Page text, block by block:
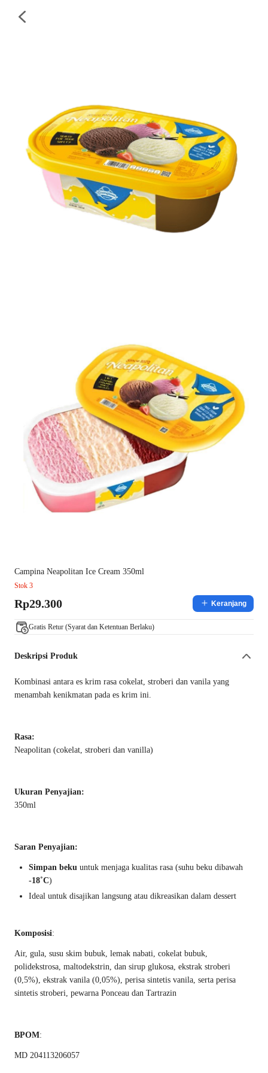
Campina Neapolitan Ice Cream 350ml
Stok 3
Rp29.300 Keranjang
Gratis Retur (Syarat dan Ketentuan Berlaku)
Deskripsi Produk
Kombinasi antara es krim rasa cokelat, stroberi dan vanila yang
menambah kenikmatan pada es krim ini.
Rasa:
Neapolitan (cokelat, stroberi dan vanilla)
Ukuran Penyajian:
350ml
Saran Penyajian:
Simpan beku untuk menjaga kualitas rasa (suhu beku dibawah
-18˚C)
Ideal untuk disajikan langsung atau dikreasikan dalam dessert
Komposisi:
Air, gula, susu skim bubuk, lemak nabati, cokelat bubuk,
polidekstrosa, maltodekstrin, dan sirup glukosa, ekstrak stroberi
(0,5%), ekstrak vanila (0,05%), perisa sintetis vanila, serta perisa
sintetis stroberi, pewarna Ponceau dan Tartrazin
BPOM:
MD 204113206057